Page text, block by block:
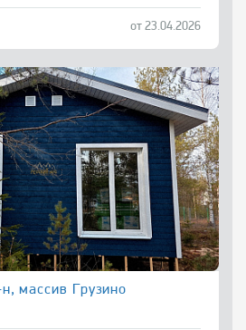
от 23.04.2026
массив Грузино